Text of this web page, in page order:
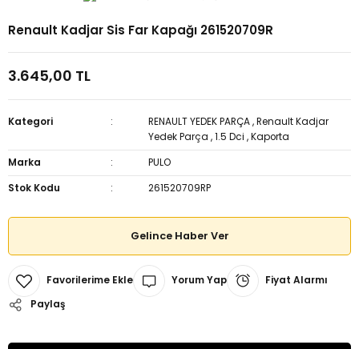
Renault Kadjar Sis Far Kapağı 261520709R
3.645,00 TL
Kategori RENAULT YEDEK PARÇA ,Renault Kadjar
Yedek Parça ,1.5 Dci ,Kaporta
Marka
PULO
Stok Kodu
261520709RP
Gelince Haber Ver
Yorum Yap
Fiyat Alarmı
Paylaş